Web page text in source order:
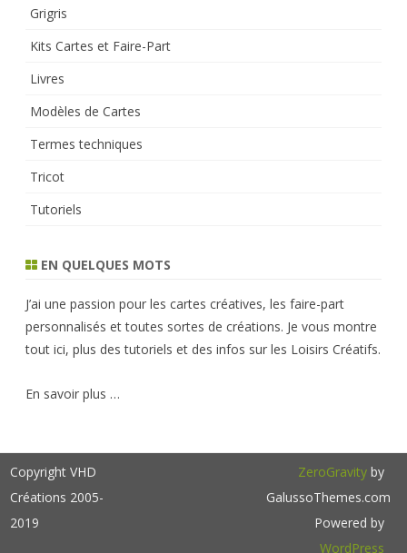
Grigris
Kits Cartes et Faire-Part
Livres
Modèles de Cartes
Termes techniques
Tricot
Tutoriels
EN QUELQUES MOTS
J’ai une passion pour les cartes créatives, les faire-part
personnalisés et toutes sortes de créations. Je vous montre
tout ici, plus des tutoriels et des infos sur les Loisirs Créatifs.
En savoir plus …
Copyright VHD
Créations 2005-
2019
ZeroGravityby
GalussoThemes.com
Powered by
WordPress